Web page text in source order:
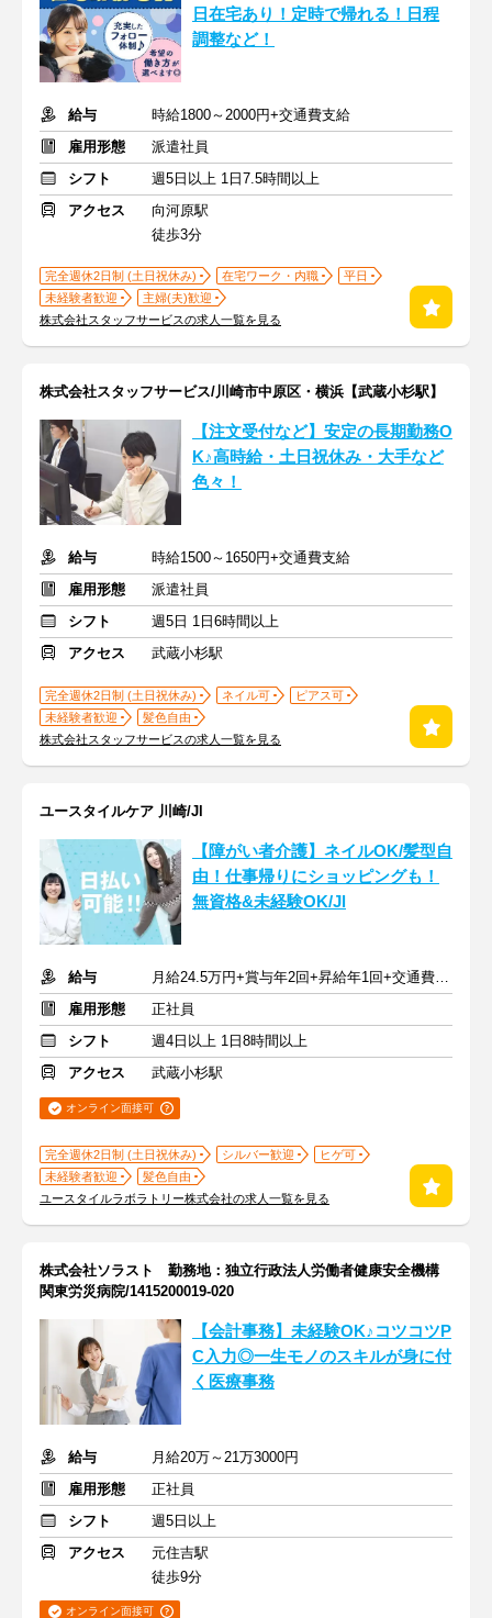
日在宅あり！定時で帰れる！日程
調整など！
給与
時給1800～2000円+交通費支給
雇用形態
派遣社員
シフト
週5日以上 1日7.5時間以上
アクセス
向河原駅
徒歩3分
完全週休2日制 (土日祝休み) 在宅ワーク・内職
平日
未経験者歓迎
主婦(夫)歓迎
株式会社スタッフサービスの求人一覧を見る
株式会社スタッフサービス/川崎市中原区・横浜【武蔵小杉駅】
【注文受付など】安定の長期勤務O
K♪高時給・土日祝休み・大手など
色々！
給与
時給1500～1650円+交通費支給
雇用形態
派遣社員
シフト
週5日 1日6時間以上
アクセス
武蔵小杉駅
完全週休2日制 (土日祝休み) ネイル可
ピアス可
未経験者歓迎
髪色自由
株式会社スタッフサービスの求人一覧を見る
ユースタイルケア 川崎/Jl
【障がい者介護】ネイルOK/髪型自
由！仕事帰りにショッピングも！
無資格&未経験OK/Jl
給与
月給24.5万円+賞与年2回+昇給年1回+交通費全額
雇用形態
正社員
シフト
週4日以上 1日8時間以上
アクセス
武蔵小杉駅
オンライン面接可
完全週休2日制 (土日祝休み) シルバー歓迎
ヒゲ可
未経験者歓迎
髪色自由
ユースタイルラボラトリー株式会社の求人一覧を見る
株式会社ソラスト 勤務地：独立行政法人労働者健康安全機構
関東労災病院/1415200019-020
【会計事務】未経験OK♪コツコツP
C入力◎一生モノのスキルが身に付
く医療事務
給与
月給20万～21万3000円
雇用形態
正社員
シフト
週5日以上
アクセス
元住吉駅
徒歩9分
オンライン面接可